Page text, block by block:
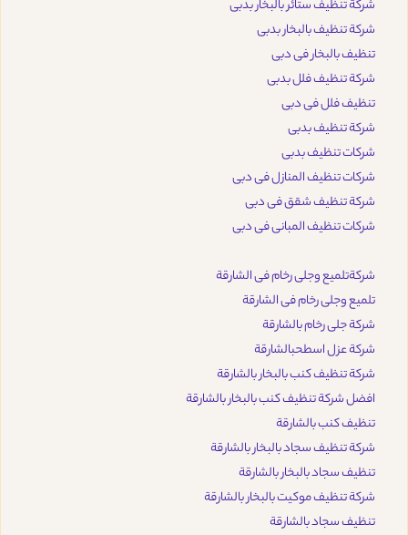
شركة تنظيف ستائر بالبخار بدبى
شركة تنظيف بالبخار بدبى
تنظيف بالبخار فى دبى
شركة تنظيف فلل بدبى
تنظيف فلل فى دبى
شركة تنظيف بدبى
شركات تنظيف بدبى
شركات تنظيف المنازل فى دبى
شركة تنظيف شقق فى دبى
شركات تنظيف المبانى فى دبى
شركةتلميع وجلى رخام فى الشارقة
تلميع وجلى رخام فى الشارقة
شركة جلى رخام بالشارقة
شركة عزل اسطحبالشارقة
شركة تنظيف كنب بالبخار بالشارقة
افضل شركة تنظيف كنب بالبخار بالشارقة
تنظيف كنب بالشارقة
شركة تنظيف سجاد بالبخار بالشارقة
تنظيف سجاد بالبخار بالشارقة
شركة تنظيف موكيت بالبخار بالشارقة
تنظيف سجاد بالشارقة